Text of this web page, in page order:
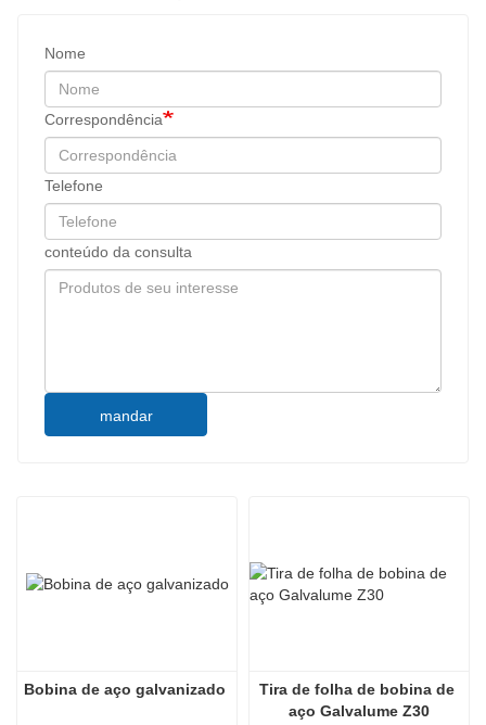
Nome
Correspondência
Telefone
conteúdo da consulta
mandar
Bobina de aço galvanizado
Tira de folha de bobina de
aço Galvalume Z30